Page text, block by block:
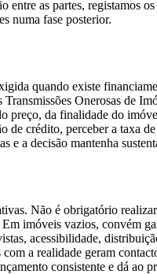
as partes, registamos
numa fase posterior.
quando existe
Onerosas de
da finalidade do
crédito, perceber a taxa
e a decisão mantenha
Não é obrigatório
imóveis vazios, convém
acessibilidade,
a realidade geram
consistente e dá ao